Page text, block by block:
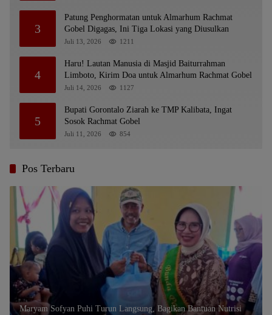
3
Patung Penghormatan untuk Almarhum Rachmat
Gobel Digagas, Ini Tiga Lokasi yang Diusulkan
Juli 13, 2026 1211
4
Haru! Lautan Manusia di Masjid Baiturrahman
Limboto, Kirim Doa untuk Almarhum Rachmat Gobel
Juli 14, 2026 1127
5
Bupati Gorontalo Ziarah ke TMP Kalibata, Ingat
Sosok Rachmat Gobel
Juli 11, 2026 854
Pos Terbaru
Maryam Sofyan Puhi Turun Langsung, Bagikan Bantuan Nutrisi